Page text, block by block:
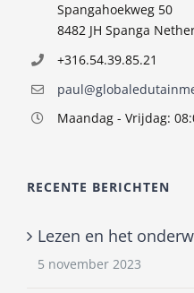
Spangahoekweg 50
8482 JH Spanga
+316.54.39.85.21
Maandag - Vrijdag:
RECENTE BERICHTEN
Lezen en het
5 november 2023